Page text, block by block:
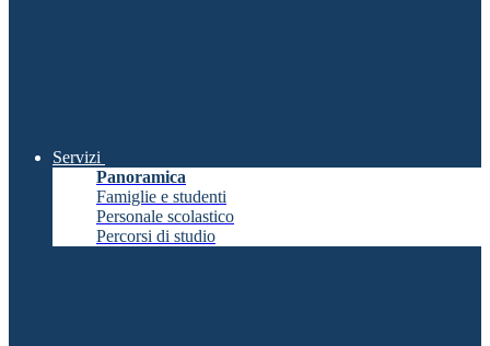
Servizi
Panoramica
Famiglie e studenti
Personale scolastico
Percorsi di studio